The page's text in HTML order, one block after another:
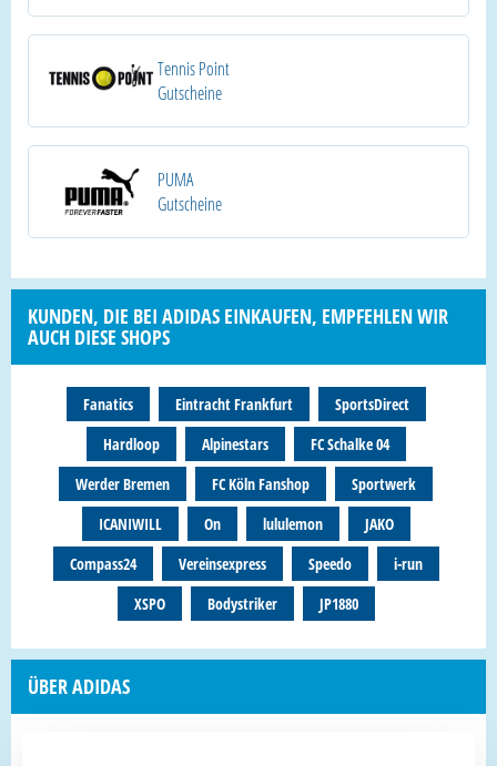
Tennis Point
Gutscheine
PUMA
Gutscheine
KUNDEN, DIE BEI ADIDAS EINKAUFEN, EMPFEHLEN WIR
AUCH DIESE SHOPS
Fanatics Eintracht Frankfurt
SportsDirect
Hardloop
Alpinestars
FC Schalke 04
Werder Bremen
FC Köln Fanshop
Sportwerk
ICANIWILL
On lululemon
JAKO
Compass24
Vereinsexpress Speedo
i-run
XSPO
Bodystriker JP1880
ÜBER ADIDAS